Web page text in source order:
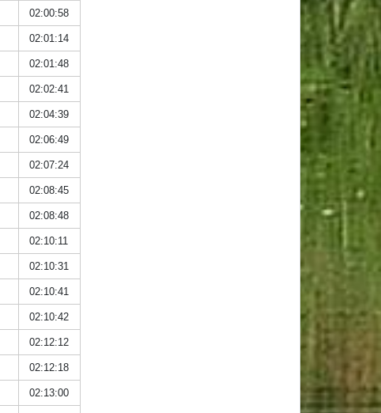
02:00:58
02:01:14
02:01:48
02:02:41
02:04:39
02:06:49
02:07:24
02:08:45
02:08:48
02:10:11
02:10:31
02:10:41
02:10:42
02:12:12
02:12:18
02:13:00